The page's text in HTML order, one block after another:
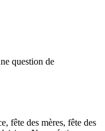
question de
fête des mères, fête des